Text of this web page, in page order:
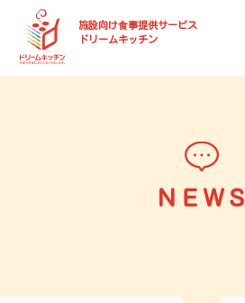
施設向け⾷事提供サービス
ドリームキッチン
ＮＥＷＳ